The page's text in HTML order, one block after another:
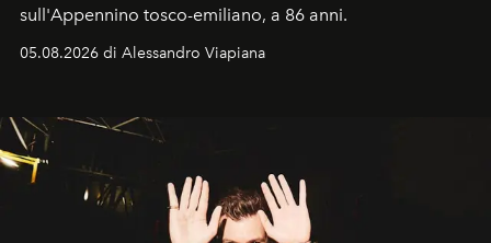
sull'Appennino tosco-emiliano, a 86 anni.
05.08.2026 di Alessandro Viapiana